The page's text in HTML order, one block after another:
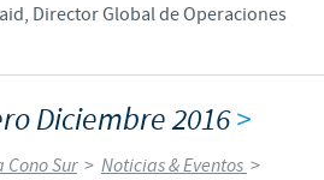
Director Global de Operaciones
Diciembre 2016>
Cono Sur > Noticias & Eventos >